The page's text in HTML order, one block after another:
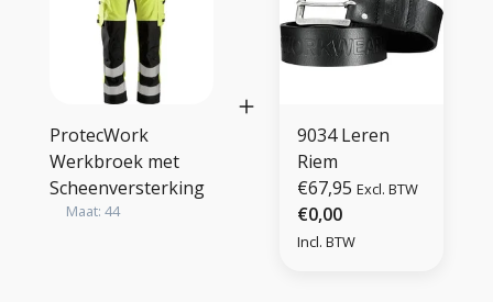
ProtecWork
Werkbroek met
Scheenversterking
Maat: 44
9034 Leren
Riem
€67,95 Excl. BTW
€0,00
Incl. BTW